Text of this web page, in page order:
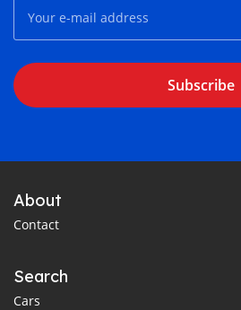
Subscribe
About
Contact
Search
Cars